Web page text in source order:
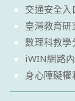
交通安全入
臺灣教育研
數理科教學
iWIN網路
身心障礙權